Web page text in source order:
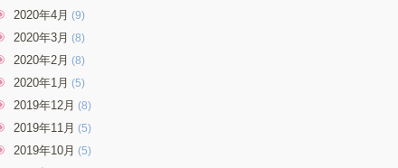
2020年4月 (9)
2020年3月 (8)
2020年2月 (8)
2020年1月 (5)
2019年12月 (8)
2019年11月 (5)
2019年10月 (5)